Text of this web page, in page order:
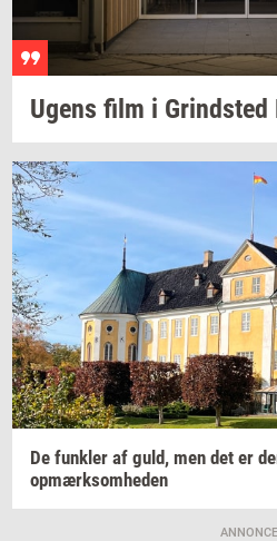
Ugens film i Grind­sted
De funk­ler af guld, men det er
op­mærk­som­he­den
ANNONCE